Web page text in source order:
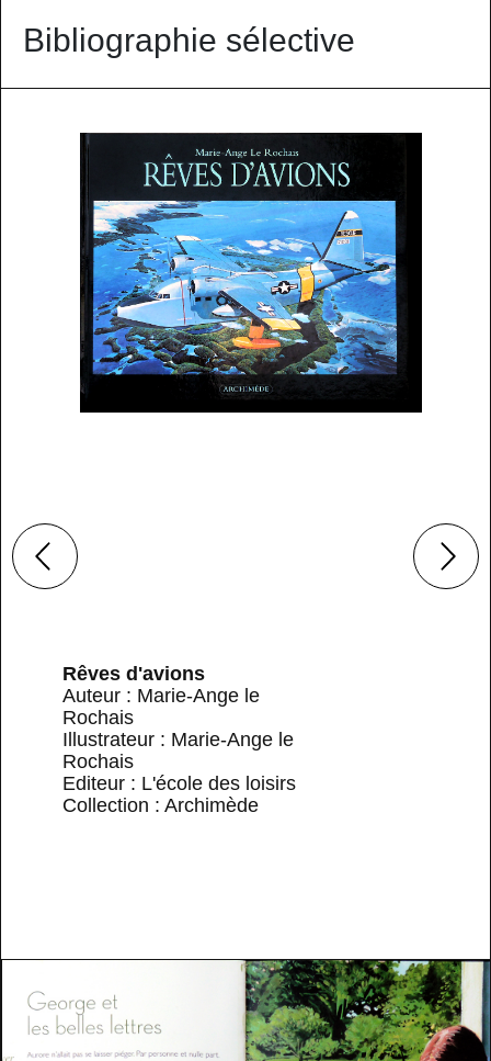
Bibliographie sélective
Rêves d'avions
Auteur : Marie-Ange le
Rochais
Illustrateur : Marie-Ange le
Rochais
Editeur : L'école des loisirs
Collection : Archimède